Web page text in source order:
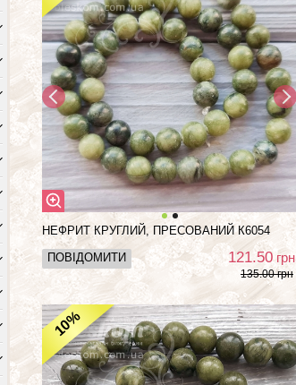
НЕФРИТ КРУГЛИЙ, ПРЕСОВАНИЙ К6054
ПОВІДОМИТИ
121.50 грн
135.00 грн
10%